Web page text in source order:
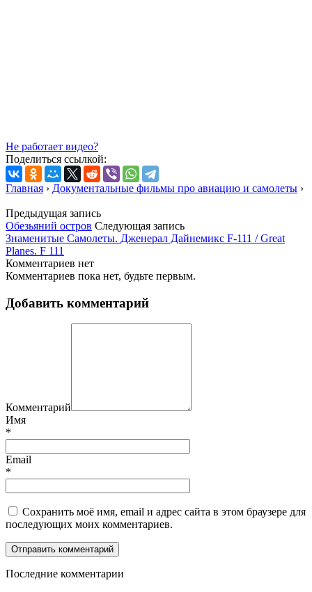
Не работает видео?
Поделиться ссылкой:
Главная › Документальные фильмы про авиацию и самолеты ›
Предыдущая запись
Обезьяний остров Следующая запись
Знаменитые Самолеты. Дженерал Дайнемикс F-111 / Great
Planes. F 111
Комментариев нет
Комментариев пока нет, будьте первым.
Добавить комментарий
Комментарий
Имя
*
Email
*
Сохранить моё имя, email и адрес сайта в этом браузере для
последующих моих комментариев.
Последние комментарии